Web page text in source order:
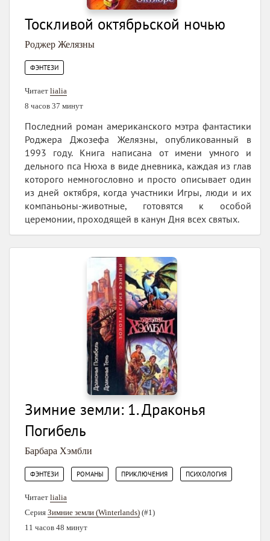
Тоскливой октябрьской ночью
Роджер Желязны
ФЭНТЕЗИ
Читает lialia
8 часов 37 минут
Последний роман американского мэтра фантастики
Роджера Джозефа Желязны, опубликованный в
1993 году. Книга написана от имени умного и
дельного пса Нюха в виде дневника, каждая из глав
которого немногословно и просто описывает один
из дней октября, когда участники Игры, люди и их
компаньоны-животные, готовятся к особой
церемонии, проходящей в канун Дня всех святых.
Зимние земли: 1. Драконья
Погибель
Барбара Хэмбли
ФЭНТЕЗИ РОМАНЫ ПРИКЛЮЧЕНИЯ ПСИХОЛОГИЯ
Читает lialia
Серия Зимние земли (Winterlands) (#1)
11 часов 48 минут